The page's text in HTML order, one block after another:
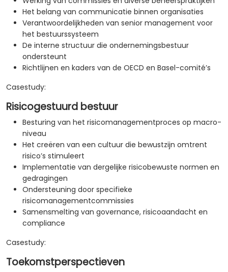
Het belang van communicatie binnen organisaties
Verantwoordelijkheden van senior management voor
het bestuurssysteem
De interne structuur die ondernemingsbestuur
ondersteunt
Richtlijnen en kaders van de OECD en Basel-comité’s
Casestudy:
Risicogestuurd bestuur
Besturing van het risicomanagementproces op macro-
niveau
Het creëren van een cultuur die bewustzijn omtrent
risico’s stimuleert
Implementatie van dergelijke risicobewuste normen en
gedragingen
Ondersteuning door specifieke
risicomanagementcommissies
Samensmelting van governance, risicoaandacht en
compliance
Casestudy:
Toekomstperspectieven